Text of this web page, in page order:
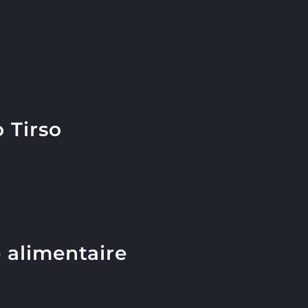
Tirso
alimentaire